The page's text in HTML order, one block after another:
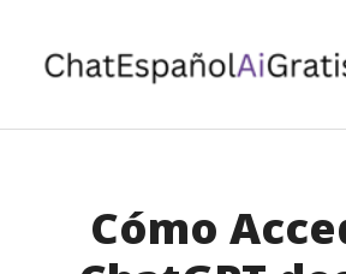
contenido
Cómo